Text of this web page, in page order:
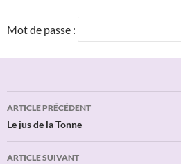
Mot de passe :
Navigation
des
articles
ARTICLE PRÉCÉDENT
Le jus de la Tonne
ARTICLE SUIVANT